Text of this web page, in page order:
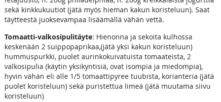
sekä kinkkukuutiot (jätä myös hieman kakun koristeluun). Saat
täytteestä juoksevampaa lisäämällä vähän vettä.
Tomaatti-valkosipulitäyte: Hienonna ja sekoita kulhossa
keskenään 2 suippopaprikaa,(jätä yksi kakun koristeluun)
hummuspurkki, puolet aurinkokuivatuista tomaateista, 2
valkosipulia (käytin yksikyntisiä, ovat isompia ja miedompia),
hyvin vähän eli alle 1/5 tomaattipyree tuubista, korianteria (jätä
puolet koristeluun) sekä puristettua limeä (jätä muutama siivu
koristeluun)